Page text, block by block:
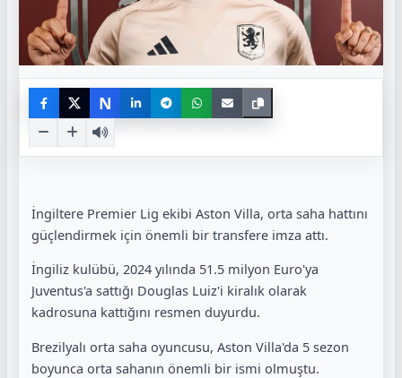
N
İngiltere Premier Lig ekibi Aston Villa, orta saha hattını
güçlendirmek için önemli bir transfere imza attı.
İngiliz kulübü, 2024 yılında 51.5 milyon Euro'ya
Juventus'a sattığı Douglas Luiz'i kiralık olarak
kadrosuna kattığını resmen duyurdu.
Brezilyalı orta saha oyuncusu, Aston Villa'da 5 sezon
boyunca orta sahanın önemli bir ismi olmuştu.